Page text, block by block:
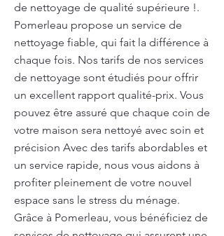
de nettoyage de qualité supérieure !.
Pomerleau propose un service de
nettoyage fiable, qui fait la différence à
chaque fois. Nos tarifs de nos services
de nettoyage sont étudiés pour offrir
un excellent rapport qualité-prix. Vous
pouvez être assuré que chaque coin de
votre maison sera nettoyé avec soin et
précision Avec des tarifs abordables et
un service rapide, nous vous aidons à
profiter pleinement de votre nouvel
espace sans le stress du ménage.
Grâce à Pomerleau, vous bénéficiez de